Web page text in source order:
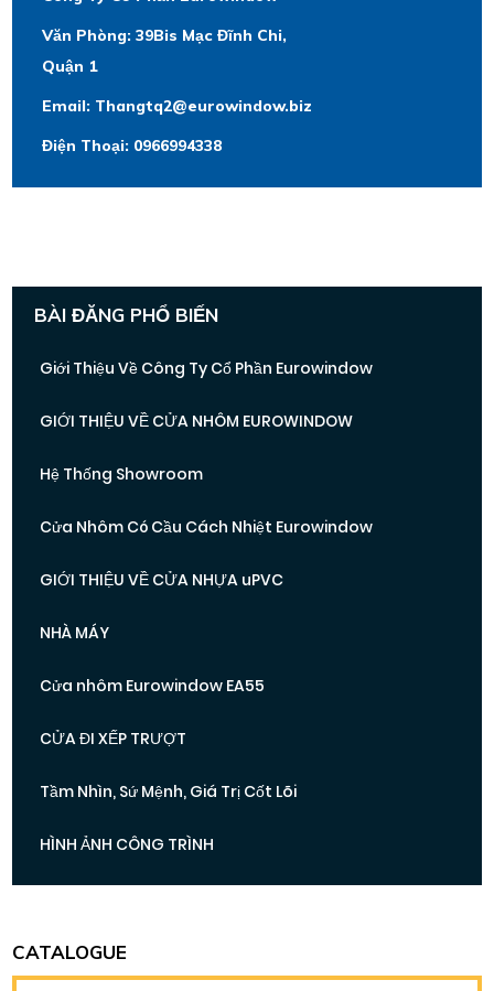
Văn Phòng: 39Bis Mạc Đĩnh Chi,
Quận 1
Email: Thangtq2@eurowindow.biz
Điện Thoại: 0966994338
BÀI ĐĂNG PHỔ BIẾN
Giới Thiệu Về Công Ty Cổ Phần Eurowindow
GIỚI THIỆU VỀ CỬA NHÔM EUROWINDOW
Hệ Thống Showroom
Cửa Nhôm Có Cầu Cách Nhiệt Eurowindow
GIỚI THIỆU VỀ CỬA NHỰA uPVC
NHÀ MÁY
Cửa nhôm Eurowindow EA55
CỬA ĐI XẾP TRƯỢT
Tầm Nhìn, Sứ Mệnh, Giá Trị Cốt Lõi
HÌNH ẢNH CÔNG TRÌNH
CATALOGUE